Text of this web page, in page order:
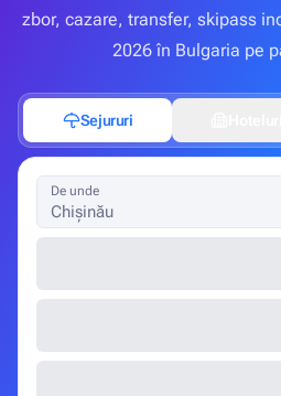
zbor, cazare, transfer, skipass
2026 în Bulgaria pe
Sejururi
De unde
Chișinău